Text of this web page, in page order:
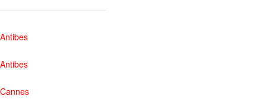
Antibes
Antibes
Cannes